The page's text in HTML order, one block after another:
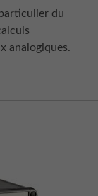
du
analogiques.